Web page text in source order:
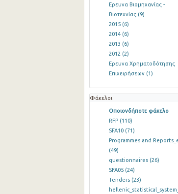
Ερευνα Βιομηχανίας -
Βιοτεχνίας (9)
2015 (6)
2014 (6)
2013 (6)
2012 (2)
Ερευνα Χρηματοδότησης
Επιχειρήσεων (1)
Φάκελοι
Οποιονδήποτε φάκελο
RFP (110)
SFA10 (71)
Programmes and
(49)
questionnaires (26)
SFA05 (24)
Tenders (23)